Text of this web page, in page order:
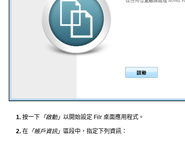
按一下 「啟動」 以開始設定 Filr 桌面應用程式。
在 「帳戶資訊」 區段中，指定下列資訊：